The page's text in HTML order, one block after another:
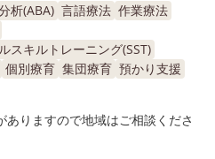
析(ABA) 言語療法 作業療法
スキルトレーニング(SST)
個別療育 集団療育 預かり支援
ありますので地域はご相談くださ